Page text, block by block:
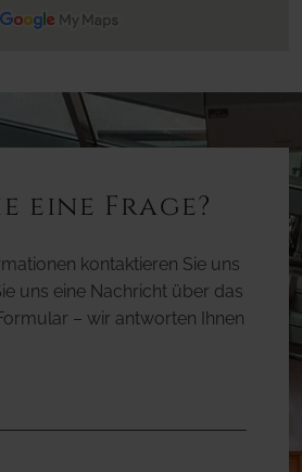
eine Frage?
kontaktieren Sie uns
uns eine Nachricht über das
– wir antworten Ihnen